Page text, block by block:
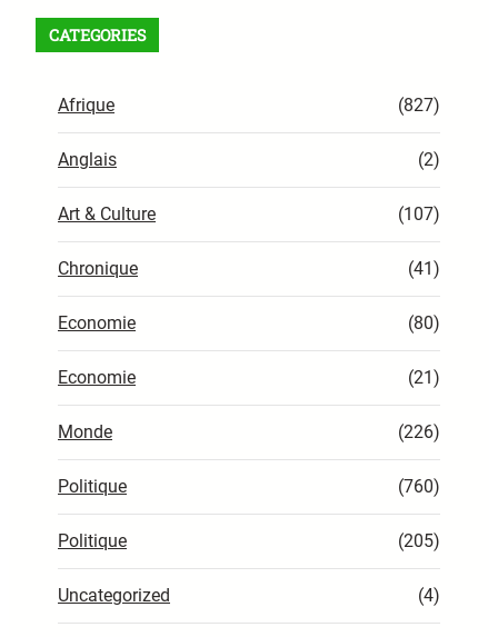
CATEGORIES
Afrique (827)
Anglais (2)
Art & Culture (107)
Chronique (41)
Economie (80)
Economie (21)
Monde (226)
Politique (760)
Politique (205)
Uncategorized (4)